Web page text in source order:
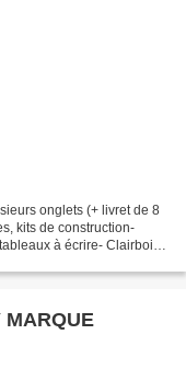
onglets (+ livret de 8
kits de construction-
à écrire- Clairbois :
MARQUE